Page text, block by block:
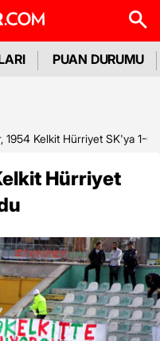
PUAN DURUMU
1954 Kelkit Hürriyet SK'ya 1-0
Hürriyet